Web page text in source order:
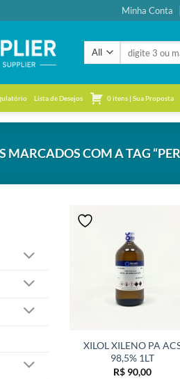
Minha Conta
por:
Lista de Desejos 0 itens | Sua Proposta
MARCADOS COM A TAG
XILOL XILENO PA
98,5% 1LT
R$90,00